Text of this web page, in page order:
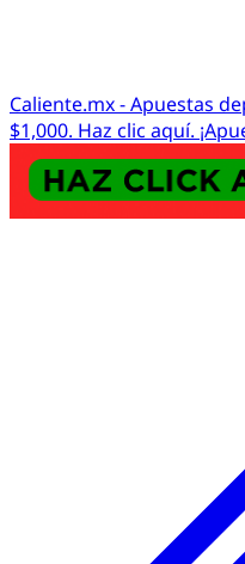
Caliente.mx - Apuestas
$1,000. Haz clic aquí.